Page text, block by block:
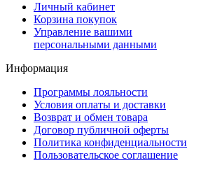
Личный кабинет
Корзина покупок
Управление вашими
персональными данными
Информация
Программы лояльности
Условия оплаты и доставки
Возврат и обмен товара
Договор публичной оферты
Политика конфиденциальности
Пользовательское соглашение